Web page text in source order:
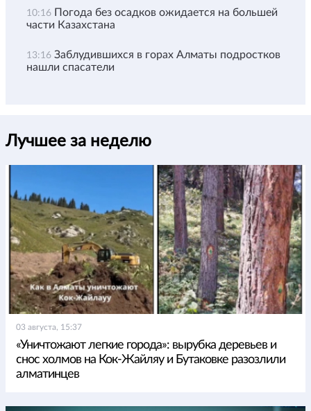
10:16 Погода без осадков ожидается на большей
части Казахстана
13:16 Заблудившихся в горах Алматы подростков
нашли спасатели
Лучшее за неделю
03 августа, 15:37
«Уничтожают легкие города»: вырубка деревьев и
снос холмов на Кок-Жайляу и Бутаковке разозлили
алматинцев